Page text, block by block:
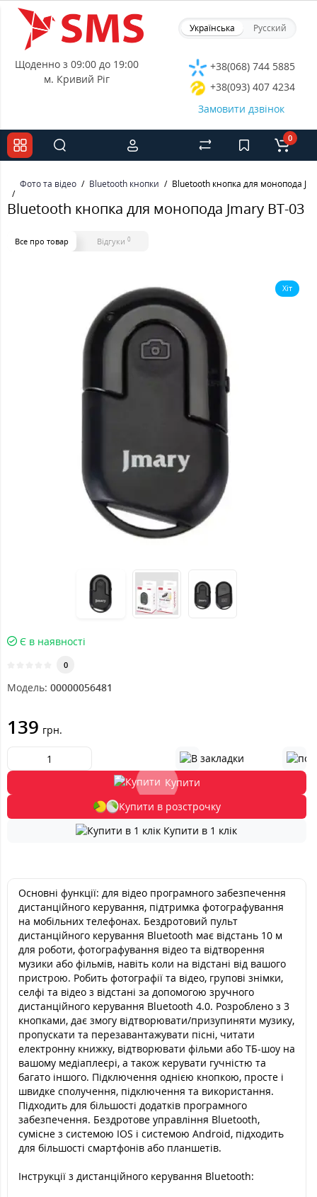
Українська Русский
Щоденно з 09:00 до 19:00
м. Кривий Ріг
+38(068) 744 5885
+38(093) 407 4234
Замовити дзвінок
0
Фото та відео Bluetooth кнопки Bluetooth кнопка для монопода
Bluetooth кнопка для монопода Jmary BT-03
Все про товар Відгуки 0
Хіт
Є в наявності
0
Модель: 00000056481
139 грн.
Купити
Купити в розстрочку
Купити в 1 клік
Основні функції: для відео програмного забезпечення
дистанційного керування, підтримка фотографування
на мобільних телефонах. Бездротовий пульт
дистанційного керування Bluetooth має відстань 10 м
для роботи, фотографування відео та відтворення
музики або фільмів, навіть коли на відстані від вашого
пристрою. Робить фотографії та відео, групові знімки,
селфі та відео з відстані за допомогою зручного
дистанційного керування Bluetooth 4.0. Розроблено з 3
кнопками, дає змогу відтворювати/призупиняти музику,
пропускати та перезавантажувати пісні, читати
електронну книжку, відтворювати фільми або ТБ-шоу на
вашому медіаплеєрі, а також керувати гучністю та
багато іншого. Підключення однією кнопкою, просте і
швидке сполучення, підключення та використання.
Підходить для більшості додатків програмного
забезпечення. Бездротове управління Bluetooth,
сумісне з системою IOS і системою Android, підходить
для більшості смартфонів або планшетів.
Інструкції з дистанційного керування Bluetooth: